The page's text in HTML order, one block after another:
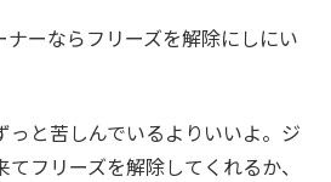
ナーならフリーズを解除にしにい
っと苦しんでいるよりいいよ。ジ
てフリーズを解除してくれるか、